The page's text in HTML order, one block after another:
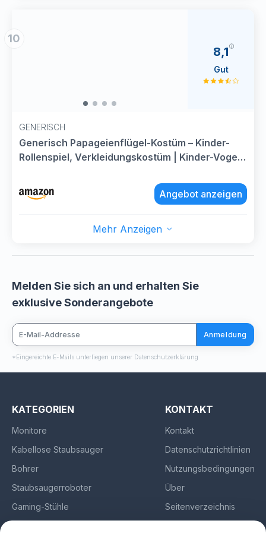
10
GENERISCH
Generisch Papageienflügel-Kostüm – Kinder-
Rollenspiel, Verkleidungskostüm | Kinder-Vogel-
Verkleidung, Schule, Maskerade-Party
8,1
Gut
Angebot anzeigen
Mehr Anzeigen
Melden Sie sich an und erhalten Sie
exklusive Sonderangebote
Anmeldung
*Eingereichte E-Mails unterliegen unserer Datenschutzerklärung
KATEGORIEN
Monitore
Kabellose Staubsauger
Bohrer
Staubsaugerroboter
Gaming-Stühle
KONTAKT
Kontakt
Datenschutzrichtlinien
Nutzungsbedingungen
Über
Seitenverzeichnis